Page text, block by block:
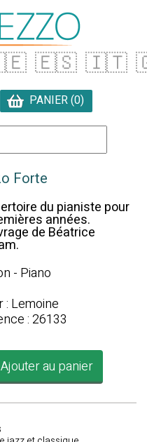
🇪🇸 🇮🇹
PANIER (0)
Forte
du pianiste pour
années.
de Béatrice
- Piano
: Lemoine
: 26133
au panier